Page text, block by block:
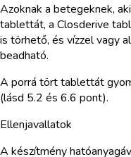
Azoknak a betegeknek,
tablettát, a Closderive
is törhető, és vízzel vagy
beadható.
A porrá tört tablettát
(lásd 5.2 és 6.6 pont).
Ellenjavallatok
A készítmény